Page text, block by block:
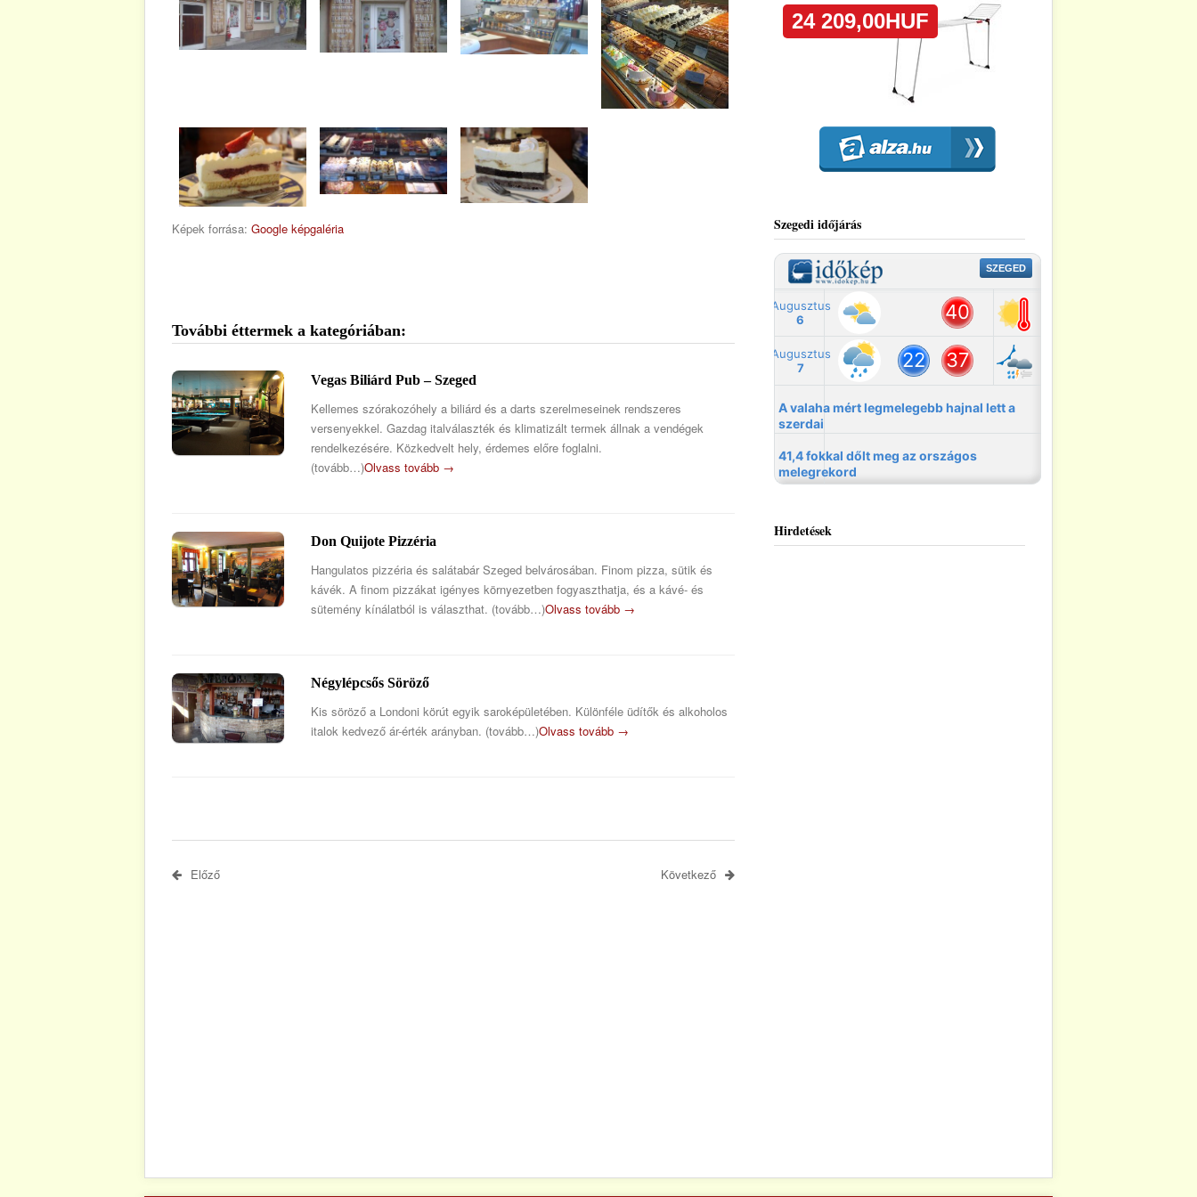
Képek forrása: Google képgaléria
További éttermek a kategóriában:
Vegas Biliárd Pub – Szeged
Kellemes szórakozóhely a biliárd és a darts szerelmeseinek rendszeres
versenyekkel. Gazdag italválaszték és klimatizált termek állnak a vendégek
rendelkezésére. Közkedvelt hely, érdemes előre foglalni.
(tovább…)Olvass tovább →
Don Quijote Pizzéria
Hangulatos pizzéria és salátabár Szeged belvárosában. Finom pizza, sütik és
kávék. A finom pizzákat igényes környezetben fogyaszthatja, és a kávé- és
sütemény kínálatból is választhat. (tovább…)Olvass tovább →
Négylépcsős Söröző
Kis söröző a Londoni körút egyik saroképületében. Különféle üdítők és alkoholos
italok kedvező ár-érték arányban. (tovább…)Olvass tovább →
Előző Következő
Szegedi időjárás
Hirdetések